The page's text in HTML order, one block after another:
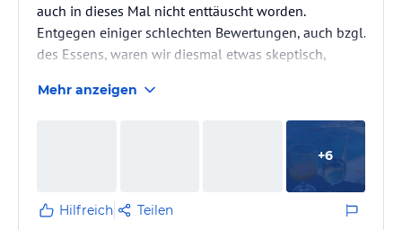
auch in dieses Mal nicht enttäuscht worden.
Entgegen einiger schlechten Bewertungen, auch bzgl.
des Essens, waren wir diesmal etwas skeptisch,
unserereseits gibt es überhaupt keine
Beanstandungen. So eine Vielfalt an Angeboten im
Fleisch, Fisch, Pasta, Pizza, Salate, Desserts, Obst
sowie Brot-und Brötchensorten, zum Fühstück
Mehr anzeigen
+6
Hilfreich Teilen